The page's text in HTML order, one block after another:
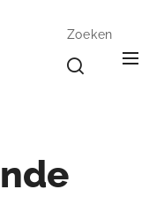
Zoeken